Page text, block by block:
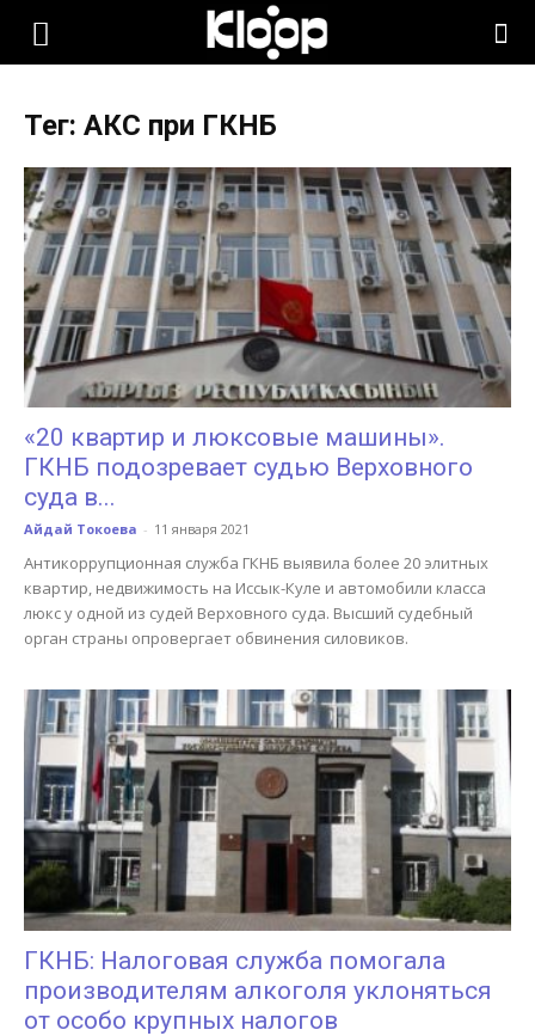
KLOOP.KG
Новости
Кыргызстана
Тег: АКС при ГКНБ
«20 квартир и люксовые машины».
ГКНБ подозревает судью Верховного
суда в...
Айдай Токоева - 11 января 2021
Антикоррупционная служба ГКНБ выявила более 20 элитных
квартир, недвижимость на Иссык-Куле и автомобили класса
люкс у одной из судей Верховного суда. Высший судебный
орган страны опровергает обвинения силовиков.
ГКНБ: Налоговая служба помогала
производителям алкоголя уклоняться
от особо крупных налогов